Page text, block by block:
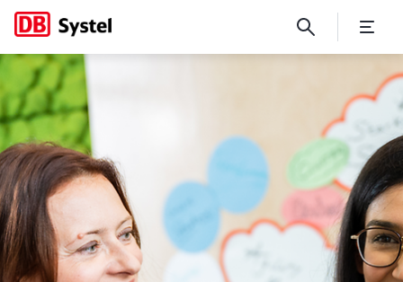
Mit Communitys den